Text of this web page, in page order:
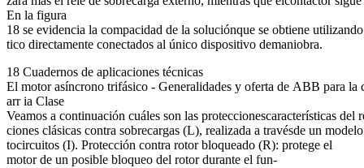
En la figura
18 se evidencia la compacidad de la soluciónque se obtiene
tico directamente conectados al único dispositivo demaniobra.
18 Cuadernos de aplicaciones técnicas
El motor asíncrono trifásico - Generalidades y oferta de ABB para la
arr ia Clase
Veamos a continuación cuáles son las proteccionescaracterísticas del
ciones clásicas contra sobrecargas (L), realizada a travésde un
tocircuitos (I). Protección contra rotor bloqueado (R): protege el
motor de un posible bloqueo del rotor durante el fun-